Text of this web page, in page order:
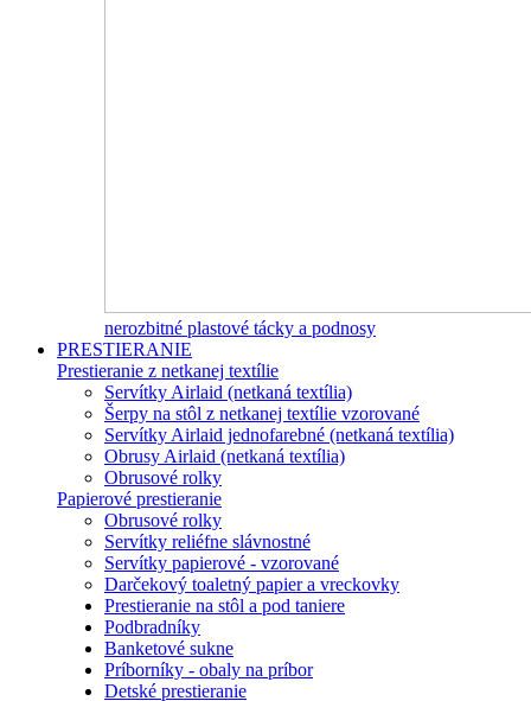
nerozbitné plastové tácky a podnosy
PRESTIERANIE
Prestieranie z netkanej textílie
Servítky Airlaid (netkaná textília)
Šerpy na stôl z netkanej textílie vzorované
Servítky Airlaid jednofarebné (netkaná textília)
Obrusy Airlaid (netkaná textília)
Obrusové rolky
Papierové prestieranie
Obrusové rolky
Servítky reliéfne slávnostné
Servítky papierové - vzorované
Darčekový toaletný papier a vreckovky
Prestieranie na stôl a pod taniere
Podbradníky
Banketové sukne
Príborníky - obaly na príbor
Detské prestieranie